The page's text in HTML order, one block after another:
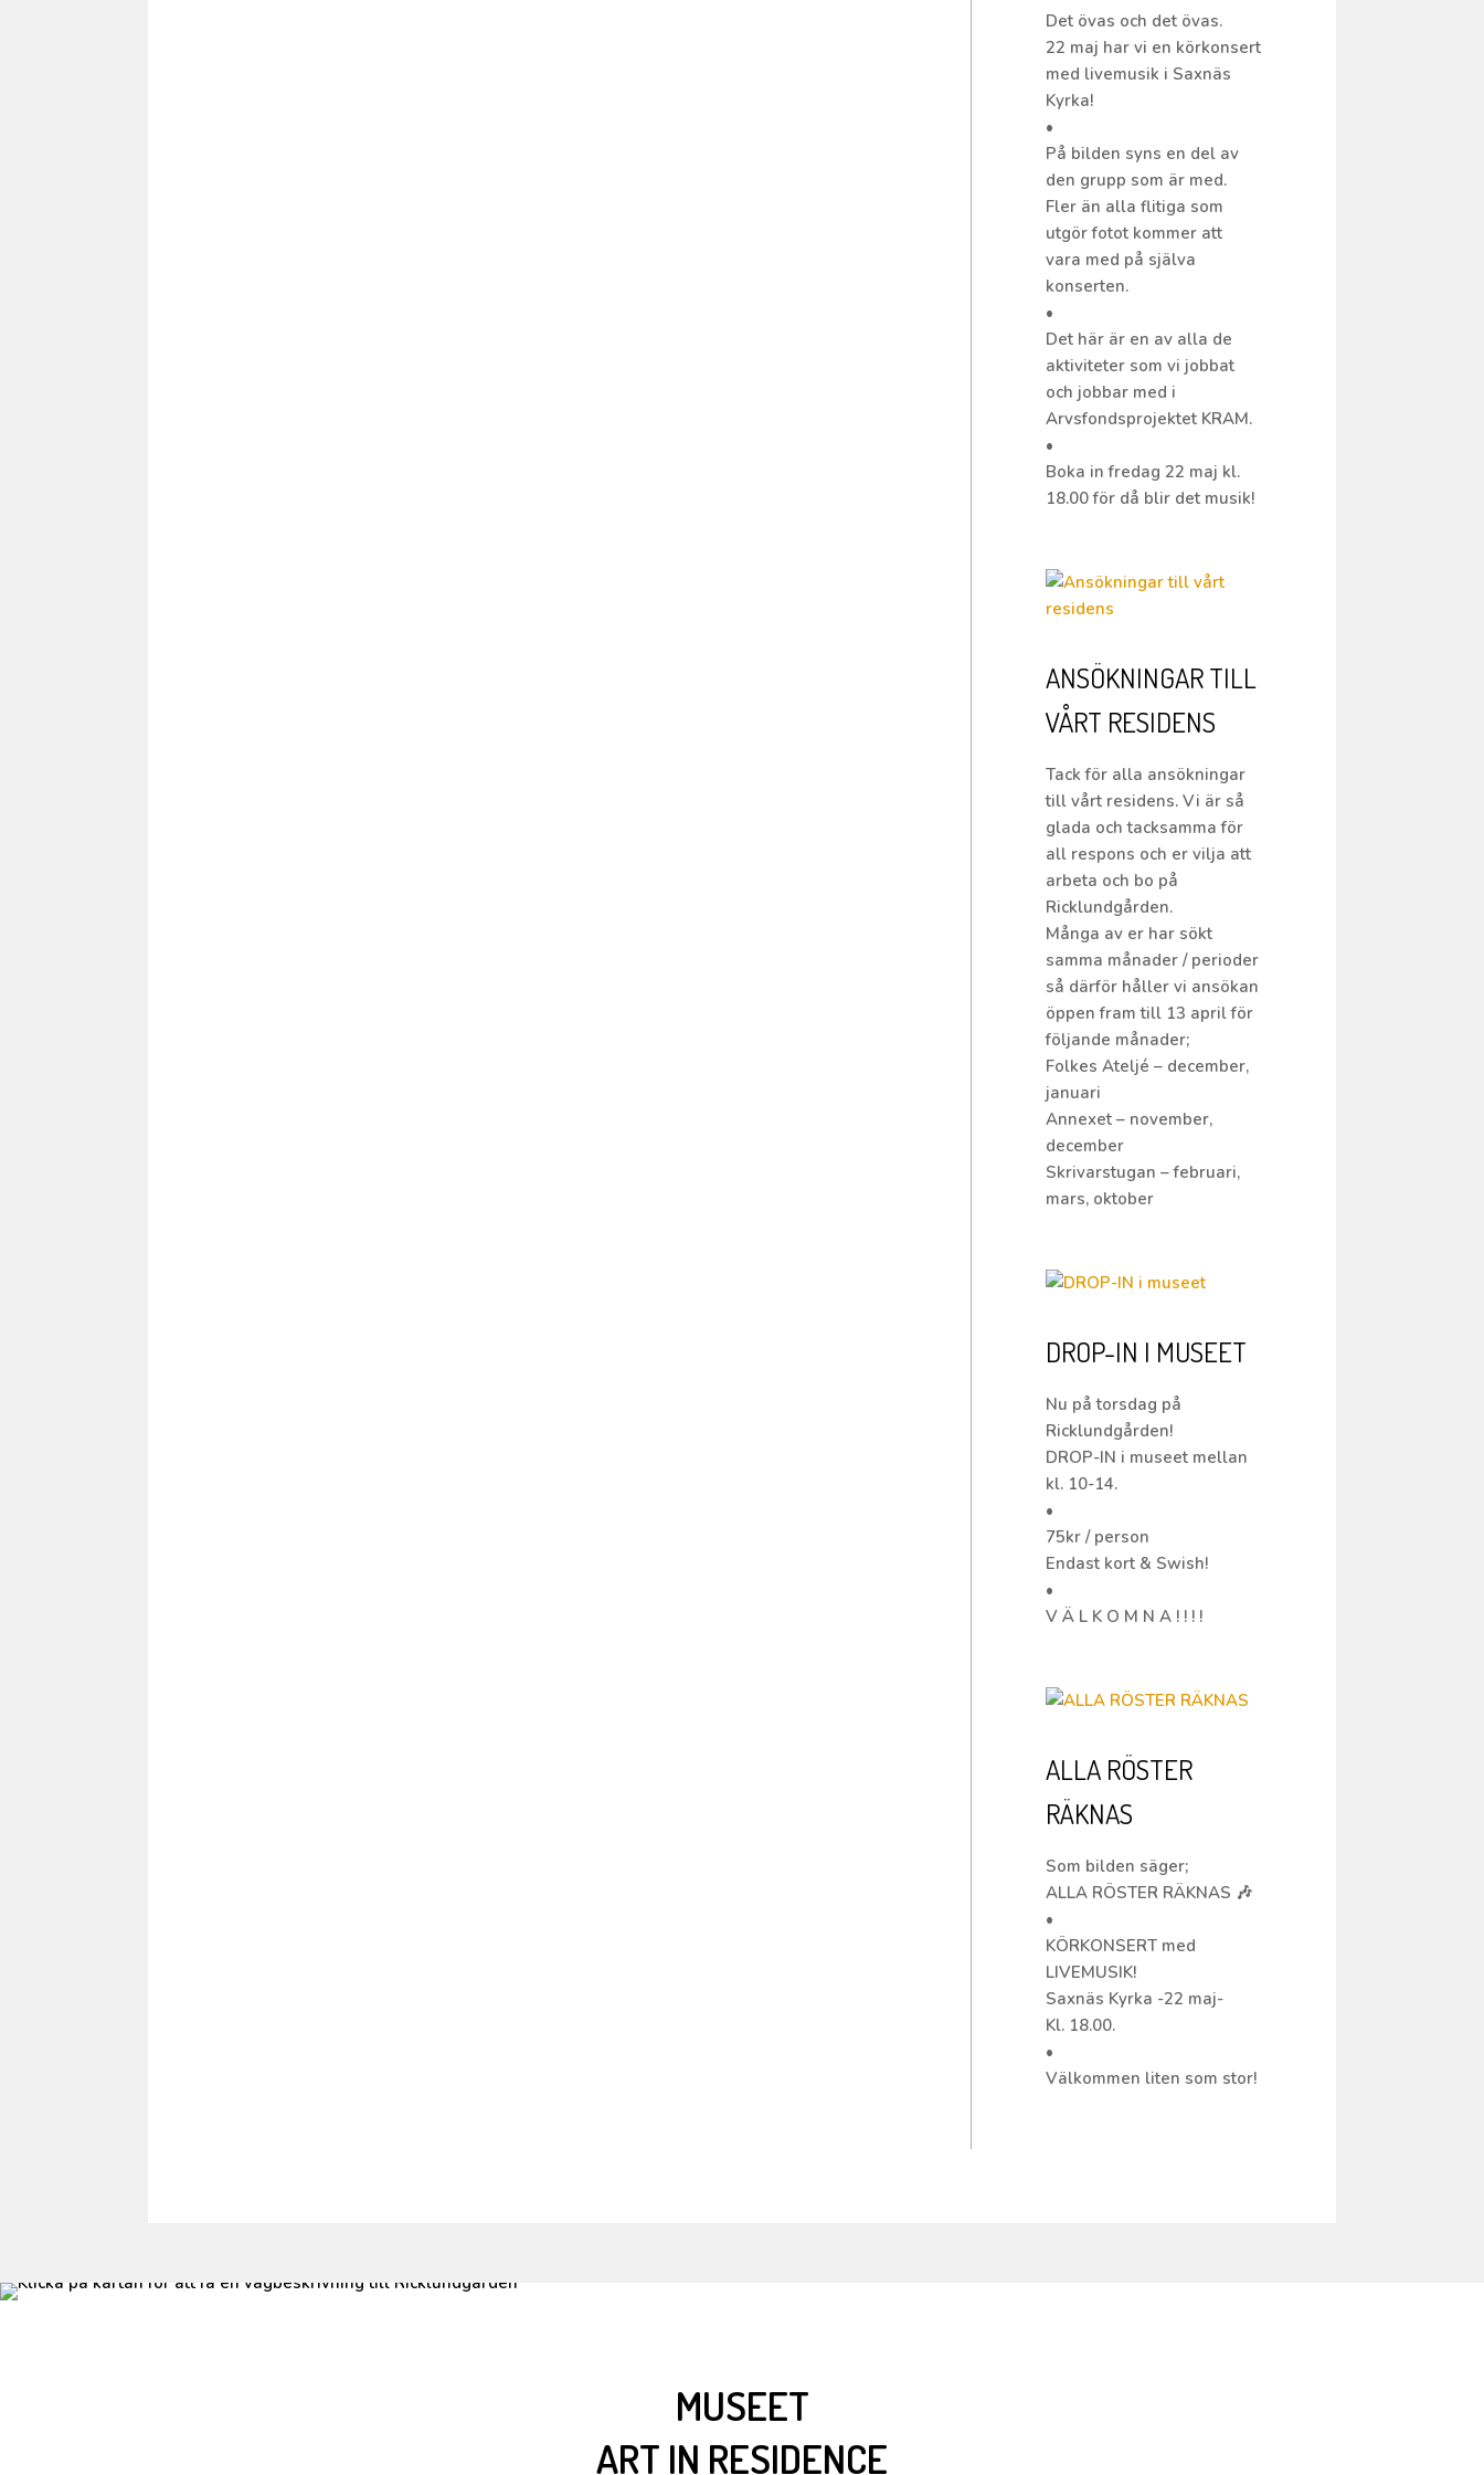
Det övas och det övas.
22 maj har vi en körkonsert
med livemusik i Saxnäs
Kyrka!
•
På bilden syns en del av
den grupp som är med.
Fler än alla flitiga som
utgör fotot kommer att
vara med på själva
konserten.
•
Det här är en av alla de
aktiviteter som vi jobbat
och jobbar med i
Arvsfondsprojektet KRAM.
•
Boka in fredag 22 maj kl.
18.00 för då blir det musik!
ANSÖKNINGAR TILL
VÅRT RESIDENS
Tack för alla ansökningar
till vårt residens. Vi är så
glada och tacksamma för
all respons och er vilja att
arbeta och bo på
Ricklundgården.
Många av er har sökt
samma månader / perioder
så därför håller vi ansökan
öppen fram till 13 april för
följande månader;
Folkes Ateljé – december,
januari
Annexet – november,
december
Skrivarstugan – februari,
mars, oktober
DROP-IN I MUSEET
Nu på torsdag på
Ricklundgården!
DROP-IN i museet mellan
kl. 10-14.
•
75kr / person
Endast kort & Swish!
•
V Ä L K O M N A ! ! ! !
ALLA RÖSTER
RÄKNAS
Som bilden säger;
ALLA RÖSTER RÄKNAS 🎶
•
KÖRKONSERT med
LIVEMUSIK!
Saxnäs Kyrka -22 maj-
Kl. 18.00.
•
Välkommen liten som stor!
MUSEET
ART IN RESIDENCE